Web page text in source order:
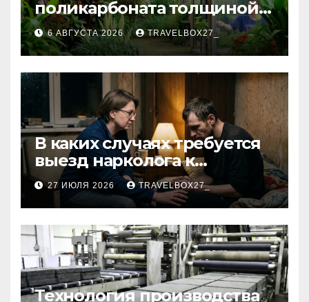
поликарбоната толщиной 4
и 6 мм
6 АВГУСТА 2026 TRAVELBOX27_
В каких случаях требуется
выезд нарколога к
пациенту
27 ИЮЛЯ 2026 TRAVELBOX27_
Технология производства